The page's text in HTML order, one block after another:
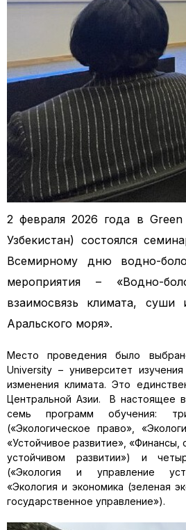
2 февраля 2026 года в
Узбекистан) состоялся
Всемирному дню водно-
мероприятия – «Водно-
взаимосвязь климата,
Аральского моря».
Место проведения было
University – университет
изменения климата. Это
Центральной Азии. В настоящее
семь программ обучения:
(«Экологическое право»,
«Устойчивое развитие», «Финансы,
устойчивом развитии») и
(«Экология и управление
«Экология и экономика (зеленая
государственное управление»).